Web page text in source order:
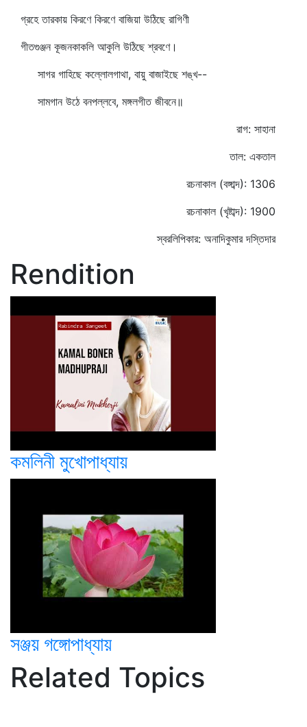
গ্রহে তারকায় কিরণে কিরণে বাজিয়া উঠিছে রাগিণী
গীতগুঞ্জন কূজনকাকলি আকুলি উঠিছে শ্রবণে।
সাগর গাহিছে কল্লোলগাথা, বায়ু বাজাইছে শঙ্খ--
সামগান উঠে বনপল্লবে, মঙ্গলগীত জীবনে॥
রাগ: সাহানা
তাল: একতাল
রচনাকাল (বঙ্গাব্দ): 1306
রচনাকাল (খৃষ্টাব্দ): 1900
স্বরলিপিকার: অনাদিকুমার দস্তিদার
Rendition
কমলিনী মুখোপাধ্যায়
সঞ্জয় গঙ্গোপাধ্যায়
Related Topics